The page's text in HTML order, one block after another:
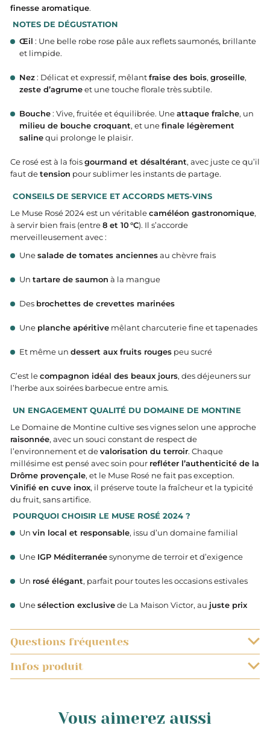
finesse aromatique.
NOTES DE DÉGUSTATION
Œil : Une belle robe rose pâle aux reflets saumonés, brillante
et limpide.
Nez: Délicat et expressif, mêlantfraise des bois, groseille,
zeste d’agrumeet une touche florale très subtile.
Bouche: Vive, fruitée et équilibrée. Uneattaque fraîche, un
milieu de bouche croquant, et unefinale légèrement
salinequi prolonge le plaisir.
Ce rosé est à la foisgourmand et désaltérant, avec juste ce qu’il
faut detension pour sublimer les instants de partage.
CONSEILS DE SERVICE ET ACCORDS METS-VINS
Le Muse Rosé 2024 est un véritablecaméléon gastronomique,
à servir bien frais (entre8 et 10 °C). Il s’accorde
merveilleusement avec :
Unesalade de tomates anciennesau chèvre frais
Un tartare de saumon à la mangue
Des brochettes de crevettes marinées
Une planche apéritive mêlant charcuterie fine et tapenades
Et même un dessert aux fruits rouges peu sucré
C’est lecompagnon idéal des beaux jours, des déjeuners sur
l’herbe aux soirées barbecue entre amis.
UN ENGAGEMENT QUALITÉ DU DOMAINE DE MONTINE
Le Domaine de Montine cultive ses vignes selon une approche
raisonnée, avec un souci constant de respect de
l’environnement et devalorisation du terroir. Chaque
millésime est pensé avec soin pour refléter l’authenticité de la
Drôme provençale, et le Muse Rosé ne fait pas exception.
Vinifié en cuve inox, il préserve toute la fraîcheur et la typicité
du fruit, sans artifice.
POURQUOI CHOISIR LE MUSE ROSÉ 2024 ?
Un vin local et responsable, issu d’un domaine familial
Une IGP Méditerranéesynonyme de terroir et d’exigence
Un rosé élégant, parfait pour toutes les occasions estivales
Unesélection exclusivede La Maison Victor, au juste prix
Questions fréquentes
QUELS SONT LES DÉLAIS DE LIVRAISON ?
charge par Colissimo. Vous recevrez votre commande
dans un délai de 48h à compter de la date d’expédition
Lorsque vous aurez procédé au paiement de votre
Infos produit
Vous aimerez aussi